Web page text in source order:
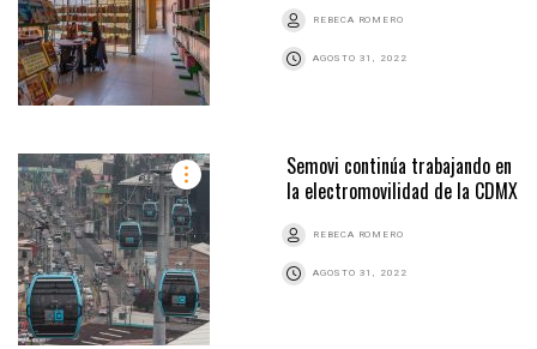
REBECA ROMERO
AGOSTO 31, 2022
Semovi continúa trabajando en
la electromovilidad de la CDMX
REBECA ROMERO
AGOSTO 31, 2022